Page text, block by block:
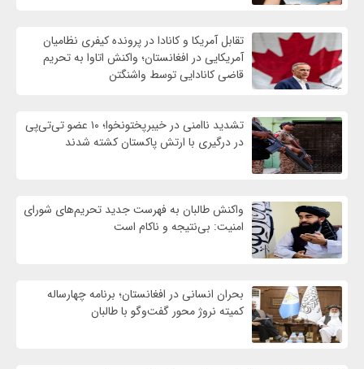
تقابل آمریکا و کانادا در پرونده کیفری نظامیان
آمریکایی در افغانستان؛ واکنش اتاوا به تحریم
قاضی کانادایی توسط واشنگتن
تشدید ناامنی در خیبرپختونخوا؛ ۱۰ عضو تی‌تی‌پی
در درگیری با ارتش پاکستان کشته شدند
واكنش طالبان به فهرست جدید تحریم‌های شورای
امنیت: بی‌نتیجه و ناکام است
بحران انسانی در افغانستان؛ برنامه چهار‌ساله
کمیته نروژ محور گفت‌وگو با طالبان